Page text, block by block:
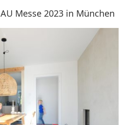
Messe 2023 in München